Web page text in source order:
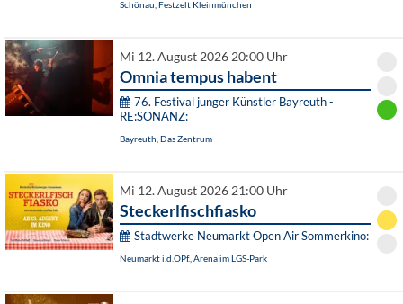
Schönau, Festzelt Kleinmünchen
Mi 12. August 2026 20:00 Uhr
Omnia tempus habent
76. Festival junger Künstler Bayreuth -
RE:SONANZ:
Bayreuth, Das Zentrum
Mi 12. August 2026 21:00 Uhr
Steckerlfischfiasko
Stadtwerke Neumarkt Open Air Sommerkino:
Neumarkt i.d.OPf., Arena im LGS-Park